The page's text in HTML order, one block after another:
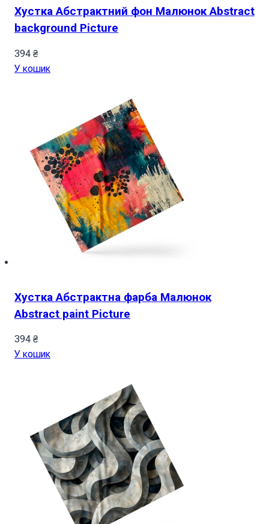
Хустка Абстрактний фон Малюнок Abstract
background Picture
394 ₴
У кошик
Хустка Абстрактна фарба Малюнок
Abstract paint Picture
394 ₴
У кошик